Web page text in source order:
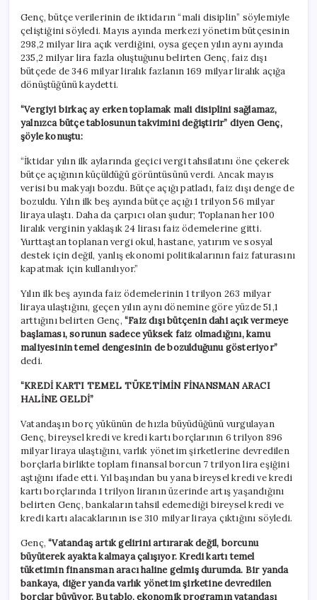
Genç, bütçe verilerinin de iktidarın “mali disiplin” söylemiyle
çeliştiğini söyledi. Mayıs ayında merkezi yönetim bütçesinin
298,2 milyar lira açık verdiğini, oysa geçen yılın aynı ayında
235,2 milyar lira fazla oluştuğunu belirten Genç, faiz dışı
bütçede de 346 milyar liralık fazlanın 169 milyar liralık açığa
dönüştüğünü kaydetti.
“Vergiyi birkaç ay erken toplamak mali disiplini sağlamaz,
yalnızca bütçe tablosunun takvimini değiştirir” diyen Genç,
şöyle konuştu:
“İktidar yılın ilk aylarında geçici vergi tahsilatını öne çekerek
bütçe açığının küçüldüğü görüntüsünü verdi. Ancak mayıs
verisi bu makyajı bozdu. Bütçe açığı patladı, faiz dışı denge de
bozuldu. Yılın ilk beş ayında bütçe açığı 1 trilyon 56 milyar
liraya ulaştı. Daha da çarpıcı olan şudur; Toplanan her 100
liralık verginin yaklaşık 24 lirası faiz ödemelerine gitti.
Yurttaştan toplanan vergi okul, hastane, yatırım ve sosyal
destek için değil, yanlış ekonomi politikalarının faiz faturasını
kapatmak için kullanılıyor.”
Yılın ilk beş ayında faiz ödemelerinin 1 trilyon 263 milyar
liraya ulaştığını, geçen yılın aynı dönemine göre yüzde 51,1
arttığını belirten Genç, “Faiz dışı bütçenin dahi açık vermeye
başlaması, sorunun sadece yüksek faiz olmadığını, kamu
maliyesinin temel dengesinin de bozulduğunu gösteriyor”
dedi.
“KREDİ KARTI TEMEL TÜKETİMİN FİNANSMAN ARACI
HALİNE GELDİ”
Vatandaşın borç yükünün de hızla büyüdüğünü vurgulayan
Genç, bireysel kredi ve kredi kartı borçlarının 6 trilyon 896
milyar liraya ulaştığını, varlık yönetim şirketlerine devredilen
borçlarla birlikte toplam finansal borcun 7 trilyon lira eşiğini
aştığını ifade etti. Yıl başından bu yana bireysel kredi ve kredi
kartı borçlarında 1 trilyon liranın üzerinde artış yaşandığını
belirten Genç, bankaların tahsil edemediği bireysel kredi ve
kredi kartı alacaklarının ise 310 milyar liraya çıktığını söyledi.
Genç,“Vatandaş artık gelirini artırarak değil, borcunu
büyüterek ayakta kalmaya çalışıyor. Kredi kartı temel
tüketimin finansman aracı haline gelmiş durumda. Bir yanda
bankaya, diğer yanda varlık yönetim şirketine devredilen
borçlar büyüyor. Bu tablo, ekonomik programın vatandaşı